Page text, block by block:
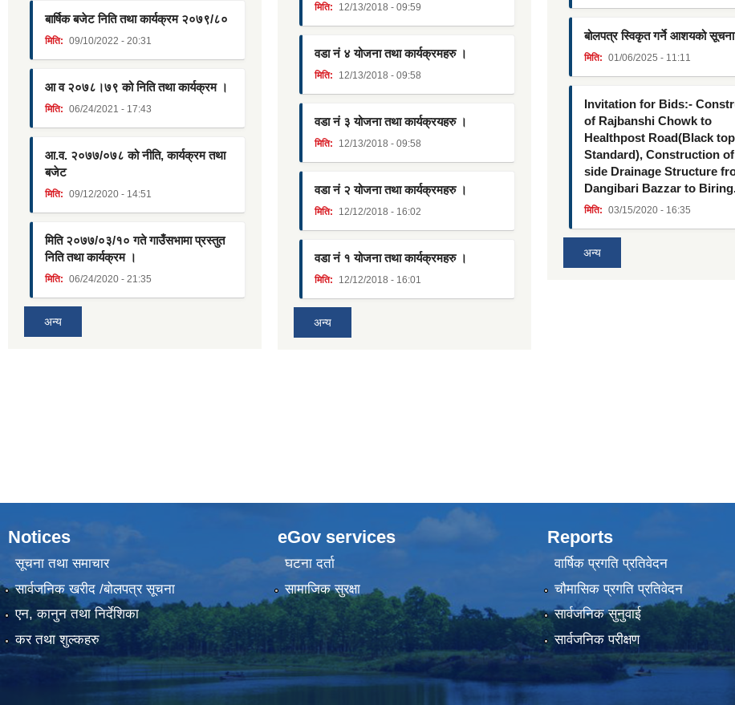
बार्षिक बजेट निति तथा कार्यक्रम २०७९/८०
मिति: 09/10/2022 - 20:31
आ व २०७८।७९ को निति तथा कार्यक्रम ।
मिति: 06/24/2021 - 17:43
आ.व. २०७७/०७८ को नीति, कार्यक्रम तथा
बजेट
मिति: 09/12/2020 - 14:51
मिति २०७७/०३/१० गते गाउँसभामा प्रस्तुत
निति तथा कार्यक्रम ।
मिति: 06/24/2020 - 21:35
अन्य
मिति: 12/13/2018 - 09:59
वडा नं ४ योजना तथा कार्यक्रमहरु ।
मिति: 12/13/2018 - 09:58
वडा नं ३ योजना तथा कार्यक्रयहरु ।
मिति: 12/13/2018 - 09:58
वडा नं २ योजना तथा कार्यक्रमहरु ।
मिति: 12/12/2018 - 16:02
वडा नं १ योजना तथा कार्यक्रमहरु ।
मिति: 12/12/2018 - 16:01
अन्य
बोलपत्र स्विकृत गर्ने आशयको
मिति: 01/06/2025 - 11:11
Invitation for Bids:-
of Rajbanshi Chowk to
Healthpost Road(Black
Standard), Construction
side Drainage Structure
Dangibari Bazzar to
मिति: 03/15/2020 - 16:35
अन्य
Notices
सूचना तथा समाचार
सार्वजनिक खरीद /बोलपत्र सूचना
एन, कानुन तथा निर्देशिका
कर तथा शुल्कहरु
eGov services
घटना दर्ता
सामाजिक सुरक्षा
Reports
वार्षिक प्रगति प्रतिवेदन
चौमासिक प्रगति प्रतिवेदन
सार्वजनिक सुनुवाई
सार्वजनिक परीक्षण